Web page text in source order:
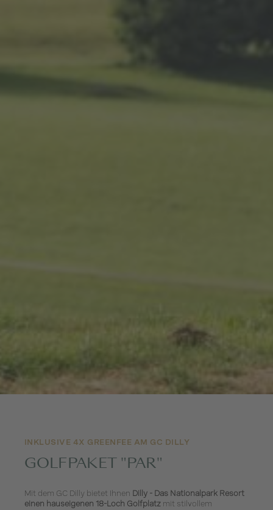
INKLUSIVE 4X GREENFEE AM GC DILLY
GOLFPAKET "PAR"
Mit dem GC Dilly bietet Ihnen Dilly - Das Nationalpark Resort
einen hauseigenen 18-Loch Golfplatzmit stilvollem